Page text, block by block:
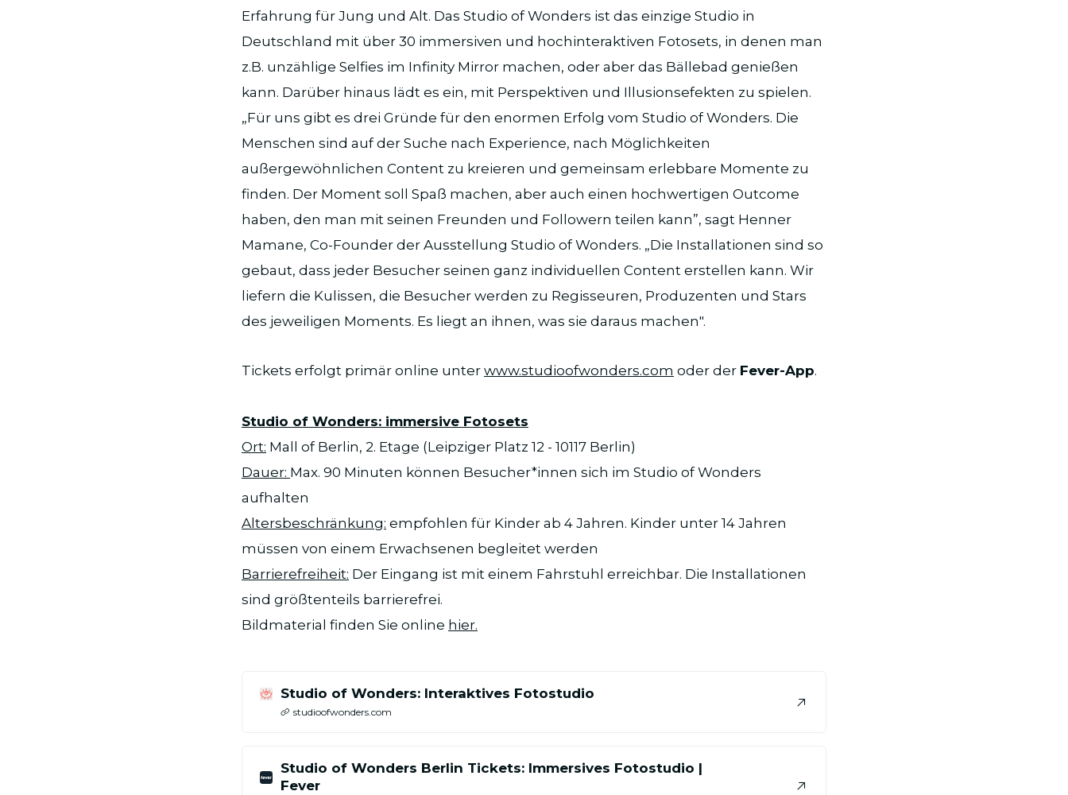
Erfahrung für Jung und Alt. Das Studio of Wonders ist das einzige Studio in
Deutschland mit über 30 immersiven und hochinteraktiven Fotosets, in denen man
z.B. unzählige Selfies im Infinity Mirror machen, oder aber das Bällebad genießen
kann. Darüber hinaus lädt es ein, mit Perspektiven und Illusionsefekten zu spielen.
„Für uns gibt es drei Gründe für den enormen Erfolg vom Studio of Wonders. Die
Menschen sind auf der Suche nach Experience, nach Möglichkeiten
außergewöhnlichen Content zu kreieren und gemeinsam erlebbare Momente zu
finden. Der Moment soll Spaß machen, aber auch einen hochwertigen Outcome
haben, den man mit seinen Freunden und Followern teilen kann”, sagt Henner
Mamane, Co-Founder der Ausstellung Studio of Wonders. „Die Installationen sind so
gebaut, dass jeder Besucher seinen ganz individuellen Content erstellen kann. Wir
liefern die Kulissen, die Besucher werden zu Regisseuren, Produzenten und Stars
des jeweiligen Moments. Es liegt an ihnen, was sie daraus machen".
Tickets erfolgt primär online unter www.studioofwonders.com oder der Fever-App.
Studio of Wonders: immersive Fotosets
Ort: Mall of Berlin, 2. Etage (Leipziger Platz 12 - 10117 Berlin)
Dauer: Max. 90 Minuten können Besucher*innen sich im Studio of Wonders
aufhalten
Altersbeschränkung: empfohlen für Kinder ab 4 Jahren. Kinder unter 14 Jahren
müssen von einem Erwachsenen begleitet werden
Barrierefreiheit: Der Eingang ist mit einem Fahrstuhl erreichbar. Die Installationen
sind größtenteils barrierefrei.
Bildmaterial finden Sie online hier.
Studio of Wonders: Interaktives Fotostudio
studioofwonders.com
Studio of Wonders Berlin Tickets: Immersives Fotostudio |
Fever